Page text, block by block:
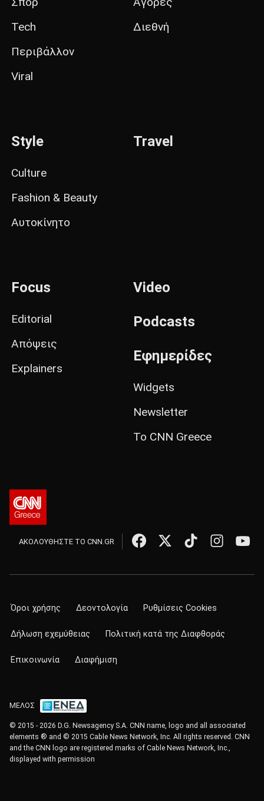
Tech
Περιβάλλον
Viral
Διεθνή
Style
Culture
Fashion & Beauty
Αυτοκίνητο
Travel
Focus
Editorial
Απόψεις
Explainers
Video
Podcasts
Εφημερίδες
Widgets
Newsletter
Το CNN Greece
ΑΚΟΛΟΥΘΗΣΤΕ ΤΟ CNN.GR
Όροι χρήσης Δεοντολογία Ρυθμίσεις Cookies
Δήλωση εχεμύθειας Πολιτική κατά της Διαφθοράς
Επικοινωνία Διαφήμιση
ΜΕΛΟΣ
© 2015 - 2026 D.G. Newsagency S.A. CNN name, logo and all associated
elements ® and © 2015 Cable News Network, Inc. All rights reserved. CNN
and the CNN logo are registered marks of Cable News Network, Inc.,
displayed with permission